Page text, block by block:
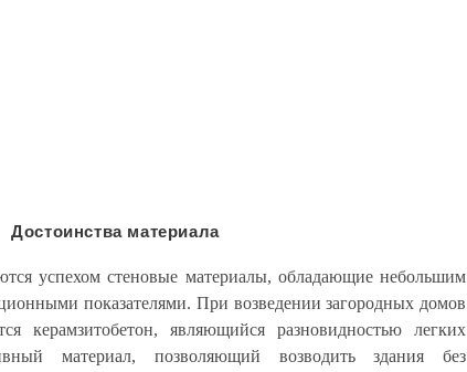
Достоинства материала
успехом стеновые материалы, обладающие небольшим
показателями. При возведении загородных домов
керамзитобетон, являющийся разновидностью легких
материал, позволяющий возводить здания без